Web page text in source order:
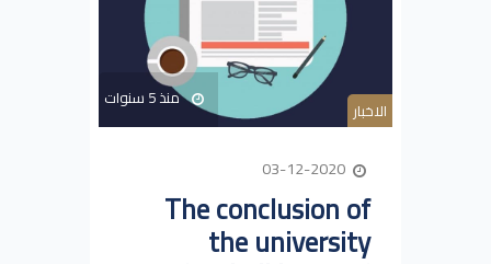
الاخبار منذ 5 سنوات
The conclusion of
the university